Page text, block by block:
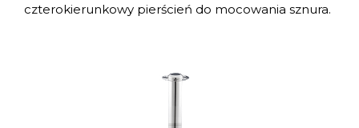
czterokierunkowy pierścień do mocowania sznura.